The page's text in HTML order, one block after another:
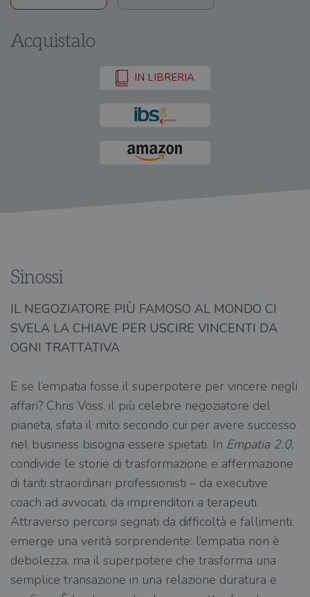
Acquistalo
IN LIBRERIA
Sinossi
IL NEGOZIATORE PIÙ FAMOSO AL MONDO CI
SVELA LA CHIAVE PER USCIRE VINCENTI DA
OGNI TRATTATIVA
E se l’empatia fosse il superpotere per vincere negli
affari? Chris Voss, il più celebre negoziatore del
pianeta, sfata il mito secondo cui per avere successo
nel business bisogna essere spietati. In Empatia 2.0,
condivide le storie di trasformazione e affermazione
di tanti straordinari professionisti – da executive
coach ad avvocati, da imprenditori a terapeuti.
Attraverso percorsi segnati da difficoltà e fallimenti,
emerge una verità sorprendente: l’empatia non è
debolezza, ma il superpotere che trasforma una
semplice transazione in una relazione duratura e